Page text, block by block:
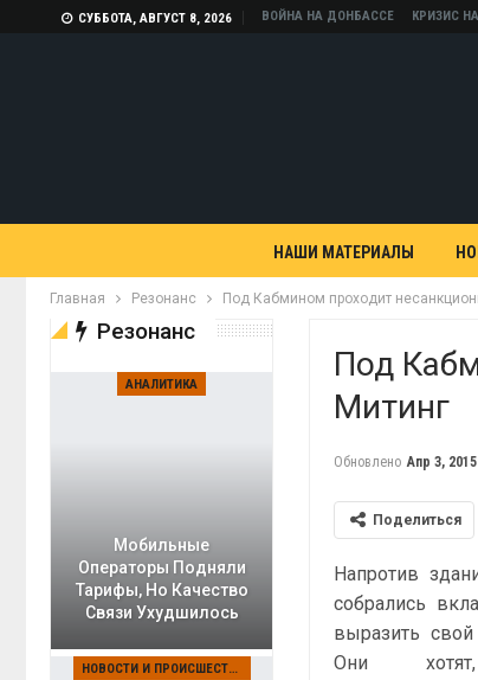
СУББОТА, АВГУСТ 8, 2026 ВОЙНА НА ДОНБАССЕ КРИЗИС
НАШИ МАТЕРИАЛЫ
Главная Резонанс Под Кабмином проходит
Под
Митинг
Обновлено Апр 3, 2015
Поделиться
Напротив
собрались
выразить свой
Они
Резонанс
АНАЛИТИКА
Мобильные
Операторы Подняли
Тарифы, Но Качество
Связи Ухудшилось
НОВОСТИ И ПРОИСШЕСТВИЯ